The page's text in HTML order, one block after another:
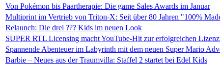
Von Pokémon bis Paartherapie: Die game Sales Awards im Januar
Multiprint im Vertrieb von Triton-X: Seit über 80 Jahren "100%
Relaunch: Die drei ??? Kids im neuen Look
SUPER RTL Licensing macht YouTube-Hit zur erfolgreichen
Spannende Abenteuer im Labyrinth mit dem neuen Super Mario
Barbie – Neues aus der Traumvilla: Staffel 2 startet bei Edel Kids